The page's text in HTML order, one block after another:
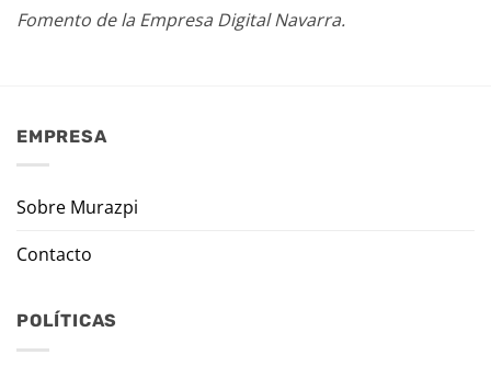
Fomento de la Empresa Digital Navarra.
EMPRESA
Sobre Murazpi
Contacto
POLÍTICAS